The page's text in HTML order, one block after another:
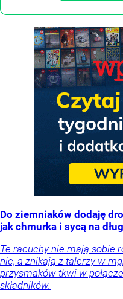
Do ziemniaków dodaję
jak chmurka i sycą na
Te racuchy nie mają sobie
nic, a znikają z talerzy w
przysmaków tkwi w
składników.